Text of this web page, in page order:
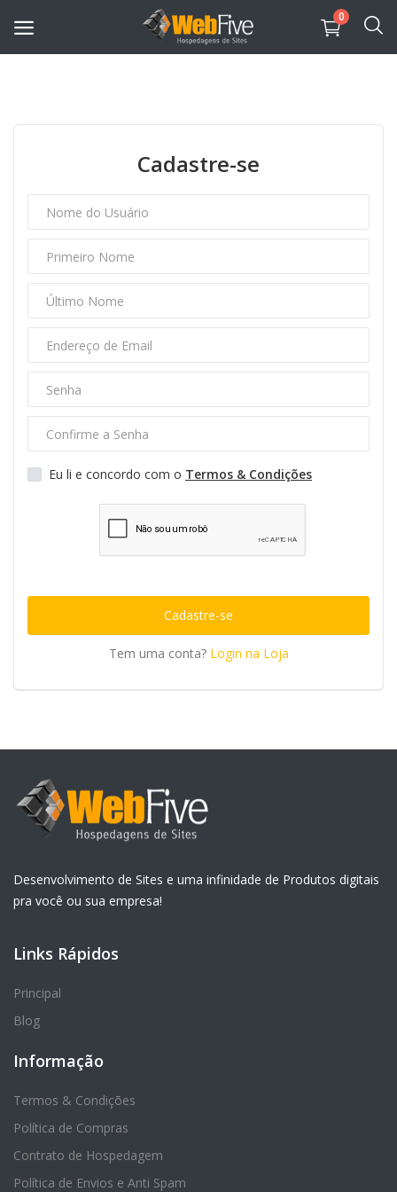
0
Aplicativos
Sistemas
Lojas Virtuais
Governamentais
Portais Igreja
Sites Grátis
Blog
Lista de Desejos
Hospedagem de Sites
Login na Loja
Cadastre-se
Eu li e concordo com o Termos & Condições
Cadastre-se
Tem uma conta? Login na Loja
Desenvolvimento de Sites e uma infinidade de Produtos digitais
pra você ou sua empresa!
Links Rápidos
Principal
Blog
Informação
Termos & Condições
Política de Compras
Contrato de Hospedagem
Política de Envios e Anti Spam